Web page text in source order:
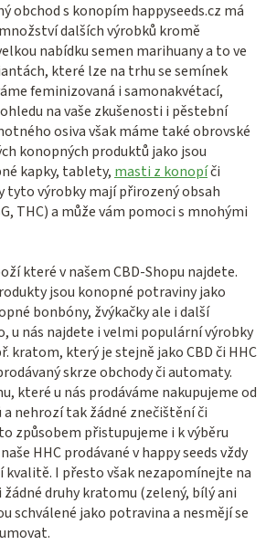
obchod s konopím happyseeds.cz má
dalších výrobků kromě
nabídku semen marihuany a to ve
které lze na trhu se semínek
feminizovaná i samonakvétací,
na vaše zkušenosti i pěstební
osiva však máme také obrovské
konopných produktů jako jsou
kapky, tablety, masti z konopíči
tyto výrobky mají přirozený obsah
THC) a může vám pomoci s mnohými
které v našem CBD-Shopu najdete.
jsou konopné potraviny jako
bonbóny, žvýkačky ale i další
u nás najdete i velmi populární výrobky
kratom, který je stejně jako CBD či HHC
skrze obchody či automaty.
které u nás prodáváme nakupujeme od
nehrozí tak žádné znečištění či
způsobem přistupujeme i k výběru
HHC prodávané v happy seeds vždy
kvalitě. I přesto však nezapomínejte na
žádné druhy kratomu (zelený, bílý ani
schválené jako potravina a nesmějí se